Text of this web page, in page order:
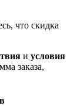
что скидка
и условия
заказа,